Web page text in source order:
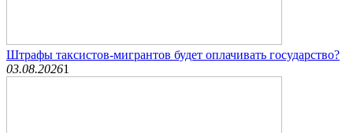
Штрафы таксистов-мигрантов будет оплачивать государство?
03.08.20261